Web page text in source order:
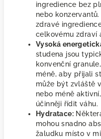
ingredience bez
nebo
zdravé
celkovému zdraví
Vysoká
studena jsou
konvenční
méně, aby přijali
může být zvláště
nebo méně
účinněji řídit váhu.
Hydratace:
mohou snadno
žaludku místo v